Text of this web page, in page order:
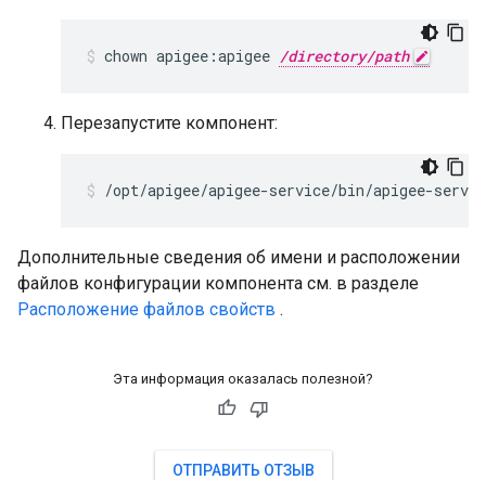
chown apigee:apigee /directory/path
Перезапустите компонент:
/opt/apigee/apigee-service/bin/apigee-
Дополнительные сведения об имени и расположении
файлов конфигурации компонента см. в разделе
Расположение файлов свойств .
Эта информация оказалась полезной?
ОТПРАВИТЬ ОТЗЫВ